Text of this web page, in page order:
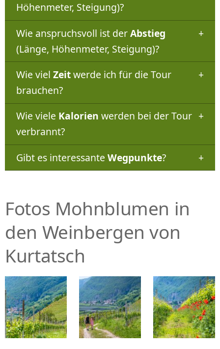
Höhenmeter, Steigung)?
Wie anspruchsvoll ist derAbstieg
(Länge, Höhenmeter, Steigung)?
Wie viel Zeitwerde ich für die Tour
brauchen?
Wie viele Kalorien werden bei der Tour
verbrannt?
Gibt es interessante Wegpunkte?
Fotos Mohnblumen in
den Weinbergen von
Kurtatsch